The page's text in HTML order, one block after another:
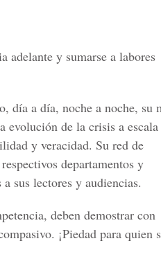
adelante y sumarse a labores
día a día, noche a noche, su
de la crisis a escala
y veracidad. Su red de
departamentos y
sus lectores y audiencias.
deben demostrar con
¡Piedad para quien